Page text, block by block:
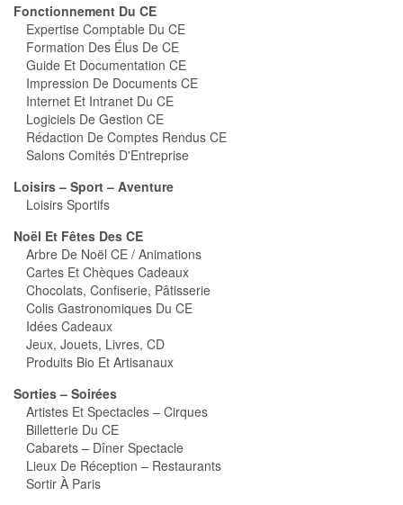
Fonctionnement Du CE
Expertise Comptable Du CE
Formation Des Élus De CE
Guide Et Documentation CE
Impression De Documents CE
Internet Et Intranet Du CE
Logiciels De Gestion CE
Rédaction De Comptes Rendus CE
Salons Comités D'Entreprise
Loisirs – Sport – Aventure
Loisirs Sportifs
Noël Et Fêtes Des CE
Arbre De Noël CE / Animations
Cartes Et Chèques Cadeaux
Chocolats, Confiserie, Pâtisserie
Colis Gastronomiques Du CE
Idées Cadeaux
Jeux, Jouets, Livres, CD
Produits Bio Et Artisanaux
Sorties – Soirées
Artistes Et Spectacles – Cirques
Billetterie Du CE
Cabarets – Dîner Spectacle
Lieux De Réception – Restaurants
Sortir À Paris